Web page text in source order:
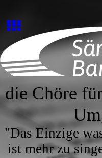
die Chöre
"Das Einzige
ist mehr zu